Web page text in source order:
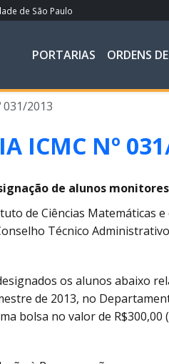
de São Paulo
PORTARIAS ORDENS
031/2013
ICMC Nº
de alunos
de Ciências Matemáticas e
Técnico
os alunos abaixo
de 2013, no
bolsa no valor de